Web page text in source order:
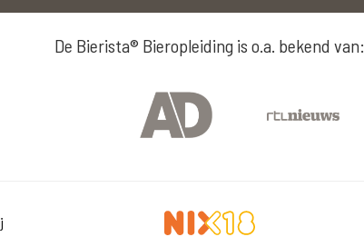
De Bierista® Bieropleiding is o.a. bekend van: